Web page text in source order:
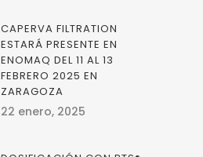
CAPERVA FILTRATION
ESTARÁ PRESENTE EN
ENOMAQ DEL 11 AL 13
FEBRERO 2025 EN
ZARAGOZA
22 enero, 2025